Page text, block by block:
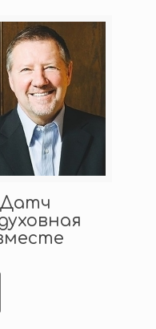
Датч